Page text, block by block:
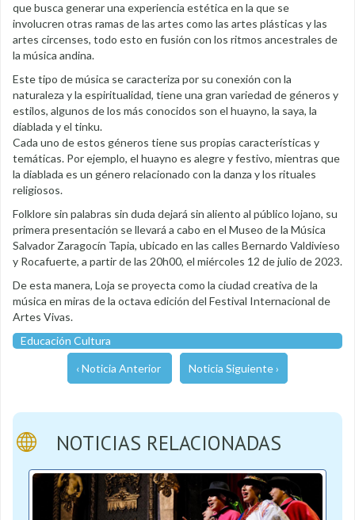
que busca generar una experiencia estética en la que se
involucren otras ramas de las artes como las artes plásticas y las
artes circenses, todo esto en fusión con los ritmos ancestrales de
la música andina.
Este tipo de música se caracteriza por su conexión con la
naturaleza y la espiritualidad, tiene una gran variedad de géneros y
estilos, algunos de los más conocidos son el huayno, la saya, la
diablada y el tinku.
Cada uno de estos géneros tiene sus propias características y
temáticas. Por ejemplo, el huayno es alegre y festivo, mientras que
la diablada es un género relacionado con la danza y los rituales
religiosos.
Folklore sin palabras sin duda dejará sin aliento al público lojano, su
primera presentación se llevará a cabo en el Museo de la Música
Salvador Zaragocín Tapia, ubicado en las calles Bernardo Valdivieso
y Rocafuerte, a partir de las 20h00, el miércoles 12 de julio de 2023.
De esta manera, Loja se proyecta como la ciudad creativa de la
música en miras de la octava edición del Festival Internacional de
Artes Vivas.
Educación Cultura
‹ Noticia Anterior Noticia Siguiente ›
NOTICIAS RELACIONADAS